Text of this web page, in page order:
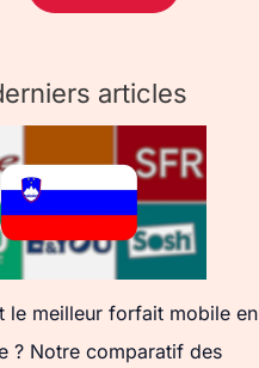
articles
le meilleur forfait mobile en
? Notre comparatif des